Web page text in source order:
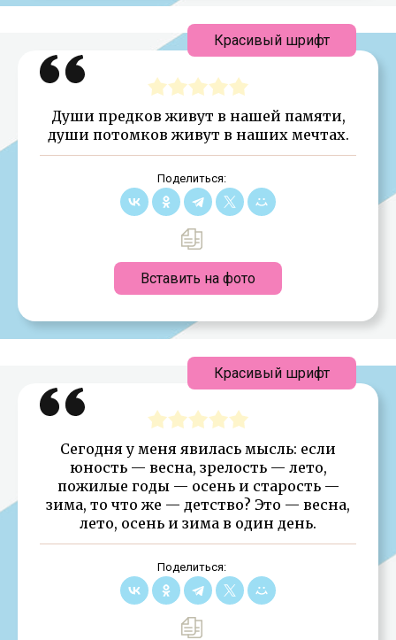
Души предков живут в нашей памяти,
души потомков живут в наших мечтах.
Поделиться:
Вставить на фото
Красивый шрифт
Сегодня у меня явилась мысль: если
юность — весна, зрелость — лето,
пожилые годы — осень и старость —
зима, то что же — детство? Это — весна,
лето, осень и зима в один день.
Поделиться:
Красивый шрифт